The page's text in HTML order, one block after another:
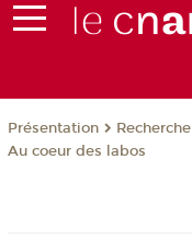
Présentation Recherche
Au coeur des labos